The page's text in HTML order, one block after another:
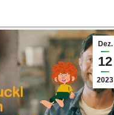
Dez.
12
2023